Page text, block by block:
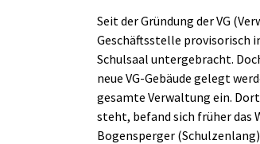
Seit der Gründung der VG
Geschäftsstelle provisorisch
Schulsaal untergebracht.
neue VG-Gebäude gelegt
gesamte Verwaltung ein.
steht, befand sich früher das
Bogensperger